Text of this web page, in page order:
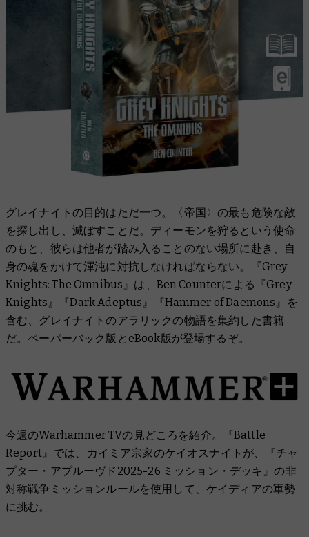
グレイナイトの目的はただ一つ。〈帝国〉の最も危険な敵
を探し出し、滅ぼすことだ。ディーモンを狩るという使命
のもと、彼らは他者が踏み入ることのない場所に赴き、自
身の魂をかけて渾沌に対抗しなければならない。『Grey
Knights: The Omnibus』は、Ben Counterによる『Grey
Knights』『Dark Adeptus』『Hammer of Daemons』を
含む、グレイナイトのアラリックの物語を集約した書籍
だ。ペーパーバック版とeBook版が登場するぞ。
今週のWarhammer TVの見どころを紹介。『Battle
Report』では、カイミア宗家のケイオスナイトが、『チャ
プター・アプルーヴド2025-26 ミッション・デッキ』の非
対称戦争ミッションルールを使用して、ケイディアの軍勢
に挑む。